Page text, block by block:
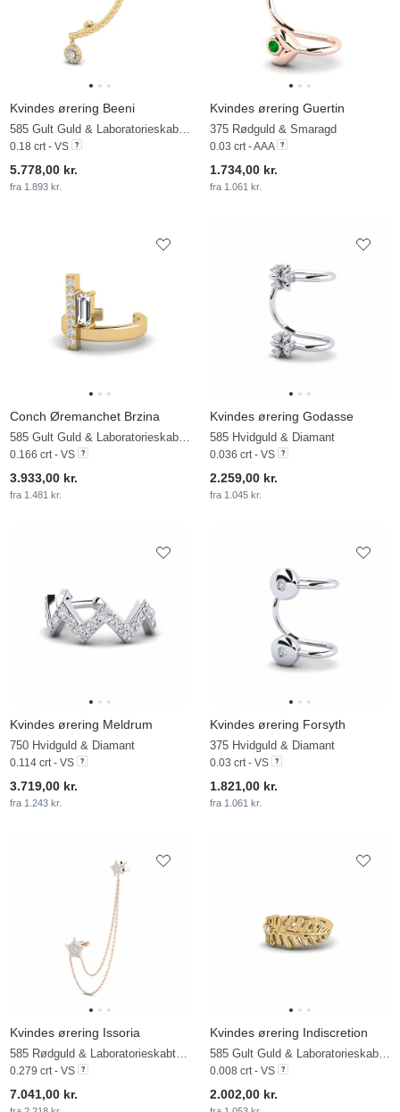
Kvindes ørering Beeni
585 Gult Guld & Laboratorieskabt diamant
0.18 crt - VS
5.778,00 kr.
fra 1.893 kr.
Kvindes ørering Guertin
375 Rødguld & Smaragd
0.03 crt - AAA
1.734,00 kr.
fra 1.061 kr.
Conch Øremanchet Brzina
585 Gult Guld & Laboratorieskabt diamant
0.166 crt - VS
3.933,00 kr.
fra 1.481 kr.
Kvindes ørering Godasse
585 Hvidguld & Diamant
0.036 crt - VS
2.259,00 kr.
fra 1.045 kr.
Kvindes ørering Meldrum
750 Hvidguld & Diamant
0.114 crt - VS
3.719,00 kr.
fra 1.243 kr.
Kvindes ørering Forsyth
375 Hvidguld & Diamant
0.03 crt - VS
1.821,00 kr.
fra 1.061 kr.
Kvindes ørering Issoria
585 Rødguld & Laboratorieskabt diamant
0.279 crt - VS
7.041,00 kr.
Kvindes ørering Indiscretion
585 Gult Guld & Laboratorieskabt diamant
0.008 crt - VS
2.002,00 kr.